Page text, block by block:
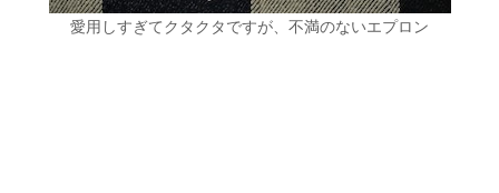
愛用しすぎてクタクタですが、不満のないエプロン